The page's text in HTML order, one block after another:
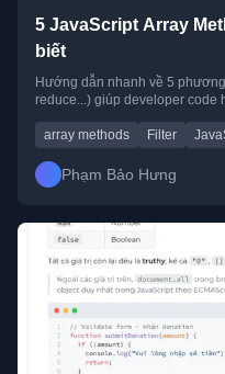
5 JavaScript Array
biết
Hướng dẫn nhanh về 5
reduce...) giúp developer code
array methods Filter
Phạm Bảo Hưng